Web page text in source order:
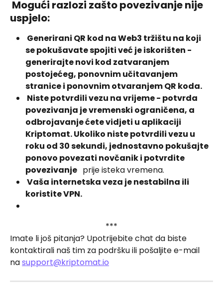
uspjelo:
se pokušavate spojiti već je iskorišten -
generirajte novi kod zatvaranjem
postojećeg, ponovnim učitavanjem
stranice i ponovnim otvaranjem QR koda.
povezivanja je vremenski ograničena, a
odbrojavanje ćete vidjeti u aplikaciji
Kriptomat. Ukoliko niste potvrdili vezu u
roku od 30 sekundi, jednostavno pokušajte
ponovo povezati novčanik i potvrdite
povezivanje
  prije isteka vremena.
koristite VPN.
***
Imate li još pitanja? Upotrijebite chat da biste
kontaktirali naš tim za podršku ili pošaljite e-mail
na support@kriptomat.io